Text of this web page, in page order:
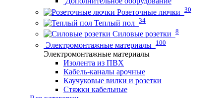
Розеточные лючки 30
Теплый пол 34
Силовые розетки 8
Электромонтажные материалы 100
Электромонтажные материалы
Изолента из ПВХ
Кабель-каналы арочные
Каучуковые вилки и розетки
Стяжки кабельные